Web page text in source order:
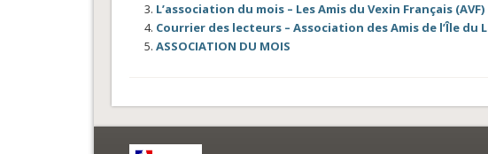
L’association du mois – Les Amis du Vexin Français (AVF)
Courrier des lecteurs – Association des Amis de l’Île du
ASSOCIATION DU MOIS